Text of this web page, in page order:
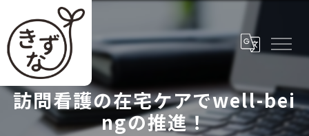
訪問看護の在宅ケアでwell-bei
ngの推進！